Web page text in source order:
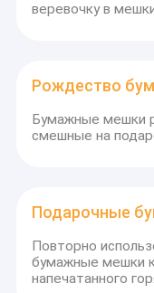
веревочку в
Рождество
Бумажные мешки
смешные на
Подарочные
Повторно
бумажные мешки
напечатанного